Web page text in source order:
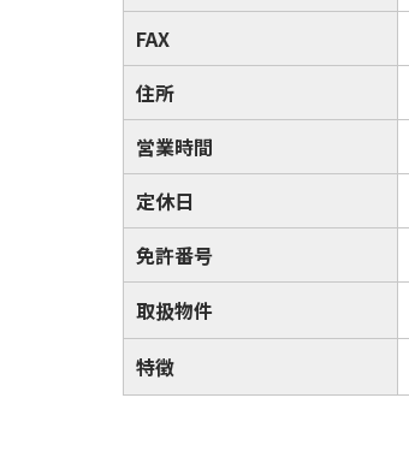
FAX
住所
営業時間
定休日
免許番号
取扱物件
特徴